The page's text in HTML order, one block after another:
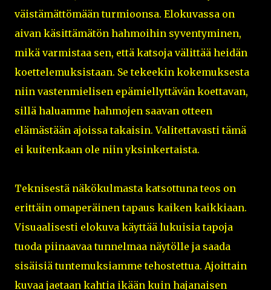
väistämättömään turmioonsa. Elokuvassa on
aivan käsittämätön hahmoihin syventyminen,
mikä varmistaa sen, että katsoja välittää heidän
koettelemuksistaan. Se tekeekin kokemuksesta
niin vastenmielisen epämiellyttävän koettavan,
sillä haluamme hahmojen saavan otteen
elämästään ajoissa takaisin. Valitettavasti tämä
ei kuitenkaan ole niin yksinkertaista.
Teknisestä näkökulmasta katsottuna teos on
erittäin omaperäinen tapaus kaiken kaikkiaan.
Visuaalisesti elokuva käyttää lukuisia tapoja
tuoda piinaavaa tunnelmaa näytölle ja saada
sisäisiä tuntemuksiamme tehostettua. Ajoittain
kuvaa jaetaan kahtia ikään kuin hajanaisen